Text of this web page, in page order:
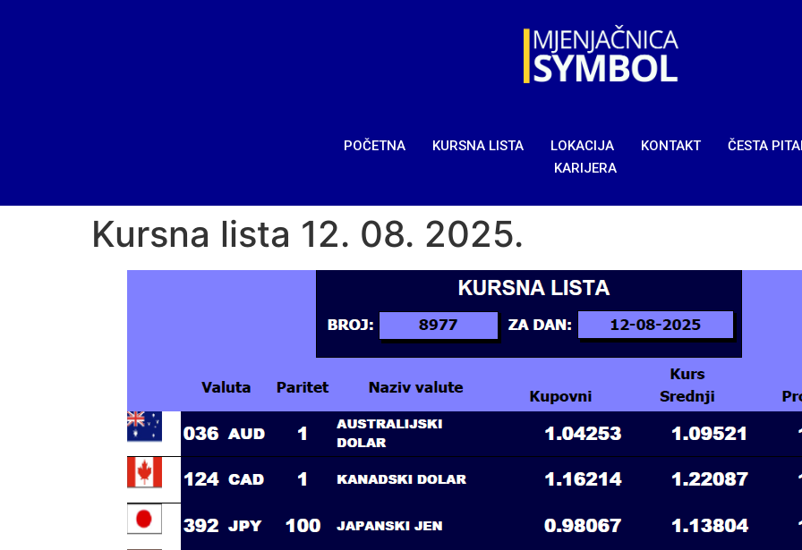
POČETNA KURSNA LISTA LOKACIJA KONTAKT
ČESTA
KARIJERA
Kursna lista 12. 08. 2025.